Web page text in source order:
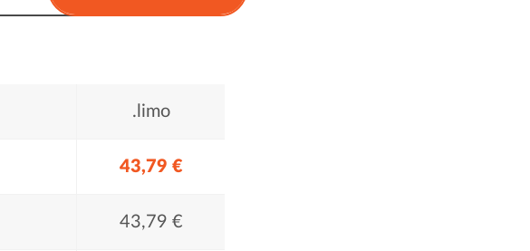
.limo
43,79 €
43,79 €